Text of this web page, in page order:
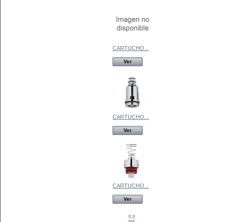
CARTUCHO...
Ver
CARTUCHO...
Ver
CARTUCHO...
Ver